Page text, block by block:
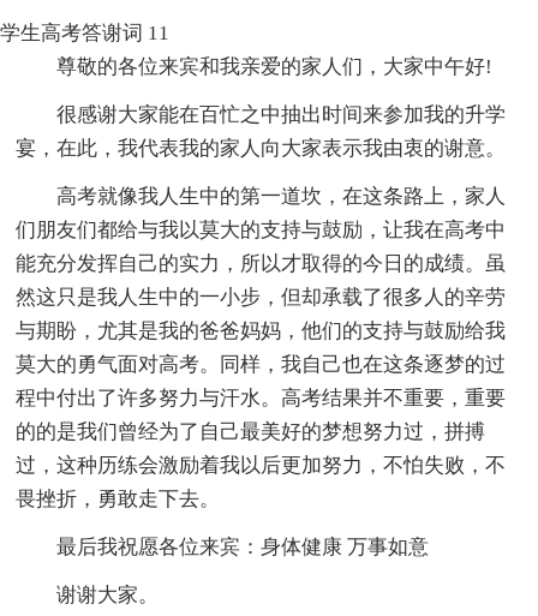
学生高考答谢词 11
尊敬的各位来宾和我亲爱的家人们，大家中午好!
很感谢大家能在百忙之中抽出时间来参加我的升学
宴，在此，我代表我的家人向大家表示我由衷的谢意。
高考就像我人生中的第一道坎，在这条路上，家人
们朋友们都给与我以莫大的支持与鼓励，让我在高考中
能充分发挥自己的实力，所以才取得的今日的成绩。虽
然这只是我人生中的一小步，但却承载了很多人的辛劳
与期盼，尤其是我的爸爸妈妈，他们的支持与鼓励给我
莫大的勇气面对高考。同样，我自己也在这条逐梦的过
程中付出了许多努力与汗水。高考结果并不重要，重要
的的是我们曾经为了自己最美好的梦想努力过，拼搏
过，这种历练会激励着我以后更加努力，不怕失败，不
畏挫折，勇敢走下去。
最后我祝愿各位来宾：身体健康 万事如意
谢谢大家。